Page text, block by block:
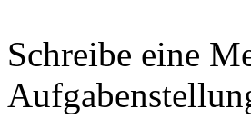
Schreibe eine